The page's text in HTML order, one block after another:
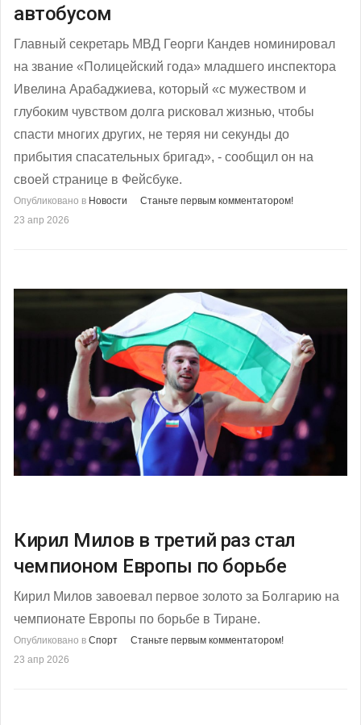
автобусом
Главный секретарь МВД Георги Кандев номинировал
на звание «Полицейский года» младшего инспектора
Ивелина Арабаджиева, который «с мужеством и
глубоким чувством долга рисковал жизнью, чтобы
спасти многих других, не теряя ни секунды до
прибытия спасательных бригад», - сообщил он на
своей странице в Фейсбуке.
Опубликовано в Новости
Станьте первым комментатором!
23 апр 2026
Кирил Милов в третий раз стал
чемпионом Европы по борьбе
Кирил Милов завоевал первое золото за Болгарию на
чемпионате Европы по борьбе в Тиране.
Опубликовано в Спорт
Станьте первым комментатором!
23 апр 2026